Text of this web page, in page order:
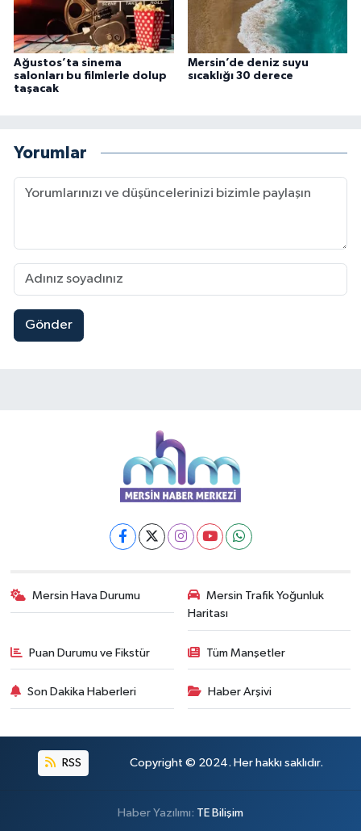
Ağustos’ta sinema
salonları bu filmlerle dolup
taşacak
Mersin’de deniz suyu
sıcaklığı 30 derece
Yorumlar
Gönder
Mersin Hava Durumu
Mersin Trafik Yoğunluk
Haritası
Puan Durumu ve Fikstür Tüm Manşetler
Son Dakika Haberleri Haber Arşivi
RSS Copyright © 2024. Her hakkı saklıdır.
Haber Yazılımı: TE Bilişim